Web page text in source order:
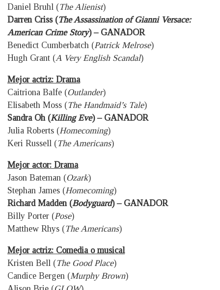
Daniel Bruhl (The Alienist)
Darren Criss (The Assassination of Gianni Versace:
American Crime Story) – GANADOR
Benedict Cumberbatch (Patrick Melrose)
Hugh Grant (A Very English Scandal)
Mejor actriz: Drama
Caitriona Balfe (Outlander)
Elisabeth Moss (The Handmaid’s Tale)
Sandra Oh (Killing Eve) – GANADOR
Julia Roberts (Homecoming)
Keri Russell (The Americans)
Mejor actor: Drama
Jason Bateman (Ozark)
Stephan James (Homecoming)
Richard Madden (Bodyguard) – GANADOR
Billy Porter (Pose)
Matthew Rhys (The Americans)
Mejor actriz: Comedia o musical
Kristen Bell (The Good Place)
Candice Bergen (Murphy Brown)